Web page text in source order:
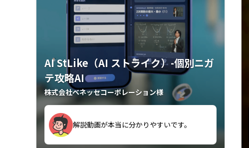
AI StLike（AI ストライク）-個別ニガ
テ攻略AI
株式会社ベネッセコーポレーション様
古文漢文を主に使わせていただいている
が、復習するのに非常に役立っている。
解説動画が本当に分かりやすいです。